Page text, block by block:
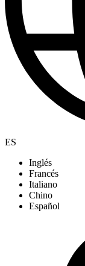
ES
Inglés
Francés
Italiano
Chino
Español